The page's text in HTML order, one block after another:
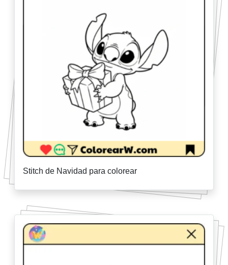
Stitch de Navidad para colorear